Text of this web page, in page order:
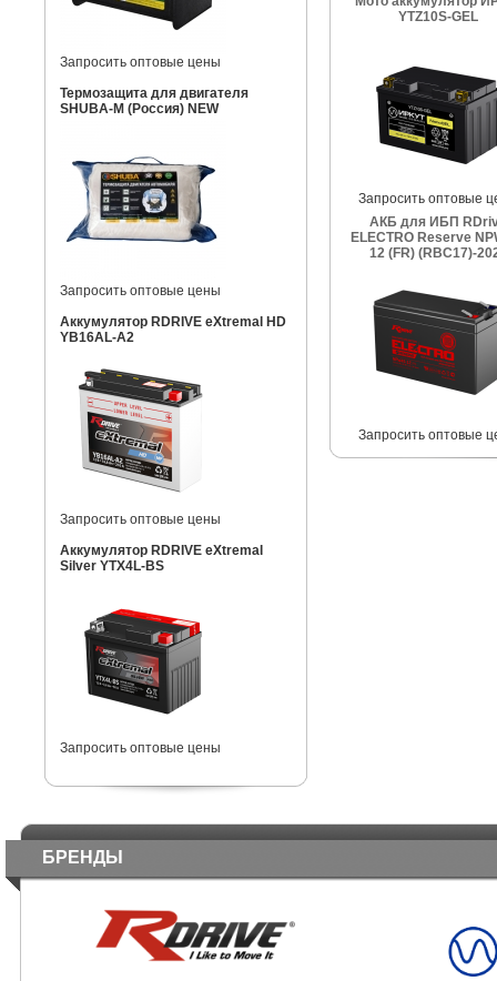
Запросить оптовые цены
Термозащита для двигателя
SHUBA-M (Россия) NEW
Запросить оптовые цены
Аккумулятор RDRIVE eXtremal HD
YB16AL-A2
Запросить оптовые цены
Аккумулятор RDRIVE eXtremal
Silver YTX4L-BS
Запросить оптовые цены
YTZ10S-GEL
Запросить оптовые
АКБ для ИБП
ELECTRO Reserve
12 (FR) (RBC17)-
Запросить оптовые
БРЕНДЫ